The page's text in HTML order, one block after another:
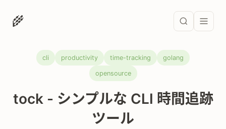
🌾
cli productivity time-tracking golang
opensource
tock - シンプルな CLI 時間追跡
ツール